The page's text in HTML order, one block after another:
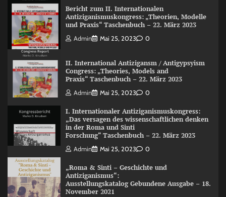
Bericht zum II. Internationalen
Antiziganismuskongress: „Theorien, Modelle
und Praxis“ Taschenbuch – 22. März 2023
Admin Mai 25, 2023 0
II. International Antizigansm / Antigypsyism
Congress: „Theories, Models and
Praxis“ Taschenbuch – 22. März 2023
Admin Mai 25, 2023 0
I. Internationaler Antiziganismuskongress:
„Das versagen des wissenschaftlichen denken
in der Roma und Sinti
Forschung“ Taschenbuch – 22. März 2023
Admin Mai 25, 2023 0
„Roma & Sinti – Geschichte und
Antiziganismus“:
Ausstellungskatalog Gebundene Ausgabe – 18.
November 2021